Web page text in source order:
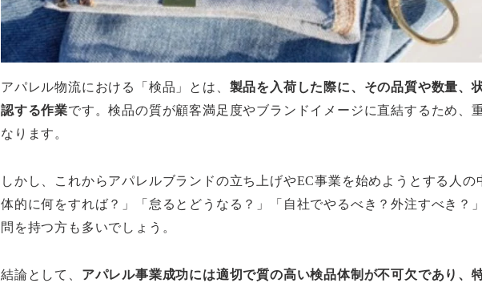
アパレル物流における「検品」とは、 製品を入荷した際に、その品質や数量、
認する作業です。検品の質が顧客満足度やブランドイメージに直結するため、
なります。
しかし、これからアパレルブランドの立ち上げやEC事業を始めようとする人の
体的に何をすれば？」「怠るとどうなる？」「自社でやるべき？外注すべき？
問を持つ方も多いでしょう。
結論として、 アパレル事業成功には適切で質の高い検品体制が不可欠であり、